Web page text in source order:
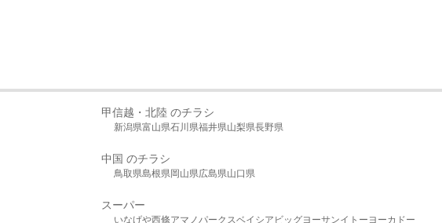
甲信越・北陸 のチラシ
新潟県富山県石川県福井県山梨県長野県
中国 のチラシ
鳥取県島根県岡山県広島県山口県
スーパー
いなげや西條アマノパークスベイシア ビッグヨーサンイトーヨーカドー